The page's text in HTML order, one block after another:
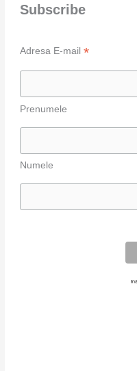
Subscribe
Adresa E-mail *
Prenumele
Numele